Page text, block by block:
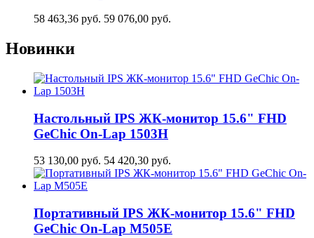
58 463,36 руб. 59 076,00 руб.
Новинки
Настольный IPS ЖК-монитор 15.6" FHD
GeСhic On-Lap 1503H
53 130,00 руб. 54 420,30 руб.
Портативный IPS ЖК-монитор 15.6" FHD
GeСhic On-Lap M505E